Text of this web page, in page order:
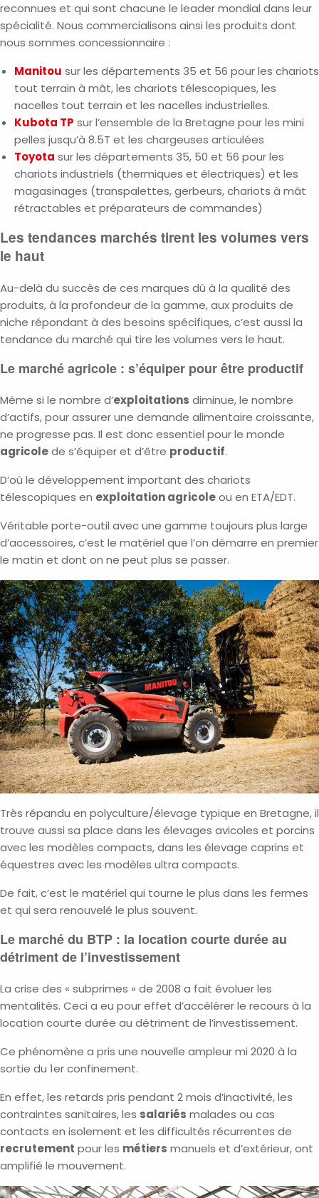
reconnues et qui sont chacune le leader mondial dans leur
spécialité. Nous commercialisons ainsi les produits dont
nous sommes concessionnaire :
Manitou sur les départements 35 et 56 pour les chariots
tout terrain à mât, les chariots télescopiques, les
nacelles tout terrain et les nacelles industrielles.
Kubota TP sur l’ensemble de la Bretagne pour les mini
pelles jusqu’à 8.5T et les chargeuses articulées
Toyota sur les départements 35, 50 et 56 pour les
chariots industriels (thermiques et électriques) et les
magasinages (transpalettes, gerbeurs, chariots à mât
rétractables et préparateurs de commandes)
Les tendances marchés tirent les volumes vers
le haut
Au-delà du succès de ces marques dû à la qualité des
produits, à la profondeur de la gamme, aux produits de
niche répondant à des besoins spécifiques, c’est aussi la
tendance du marché qui tire les volumes vers le haut.
Le marché agricole : s’équiper pour être productif
Même si le nombre d’exploitations diminue, le nombre
d’actifs, pour assurer une demande alimentaire croissante,
ne progresse pas. Il est donc essentiel pour le monde
agricolede s’équiper et d’être productif.
D’où le développement important des chariots
télescopiques en exploitation agricoleou en ETA/EDT.
Véritable porte-outil avec une gamme toujours plus large
d’accessoires, c’est le matériel que l’on démarre en premier
le matin et dont on ne peut plus se passer.
Très répandu en polyculture/élevage typique en Bretagne, il
trouve aussi sa place dans les élevages avicoles et porcins
avec les modèles compacts, dans les élevage caprins et
équestres avec les modèles ultra compacts.
De fait, c’est le matériel qui tourne le plus dans les fermes
et qui sera renouvelé le plus souvent.
Le marché du BTP : la location courte durée au
détriment de l’investissement
La crise des « subprimes » de 2008 a fait évoluer les
mentalités. Ceci a eu pour effet d’accélérer le recours à la
location courte durée au détriment de l’investissement.
Ce phénomène a pris une nouvelle ampleur mi 2020 à la
sortie du 1erconfinement.
En effet, les retards pris pendant 2 mois d’inactivité, les
contraintes sanitaires, les salariés malades ou cas
contacts en isolement et les difficultés récurrentes de
recrutement pour les métiers manuels et d’extérieur, ont
amplifié le mouvement.